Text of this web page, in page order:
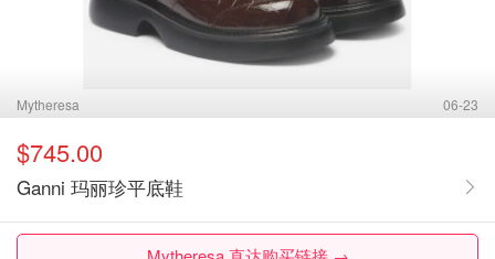
Mytheresa 06-23
$745.00
Ganni 玛丽珍平底鞋